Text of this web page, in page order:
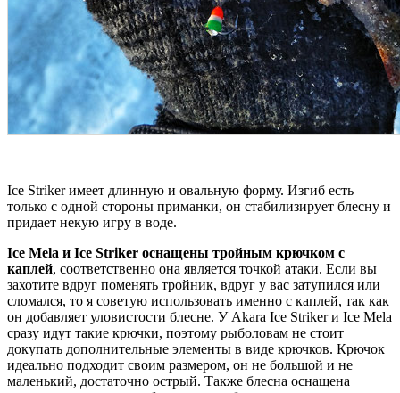
Ice Striker имеет длинную и овальную форму. Изгиб есть
только с одной стороны приманки, он стабилизирует блесну и
придает некую игру в воде.
Ice Mela и Ice Striker оснащены тройным крючком с
каплей, соответственно она является точкой атаки. Если вы
захотите вдруг поменять тройник, вдруг у вас затупился или
сломался, то я советую использовать именно с каплей, так как
он добавляет уловистости блесне. У Akara Ice Striker и Ice Mela
сразу идут такие крючки, поэтому рыболовам не стоит
докупать дополнительные элементы в виде крючков. Крючок
идеально подходит своим размером, он не большой и не
маленький, достаточно острый. Также блесна оснащена